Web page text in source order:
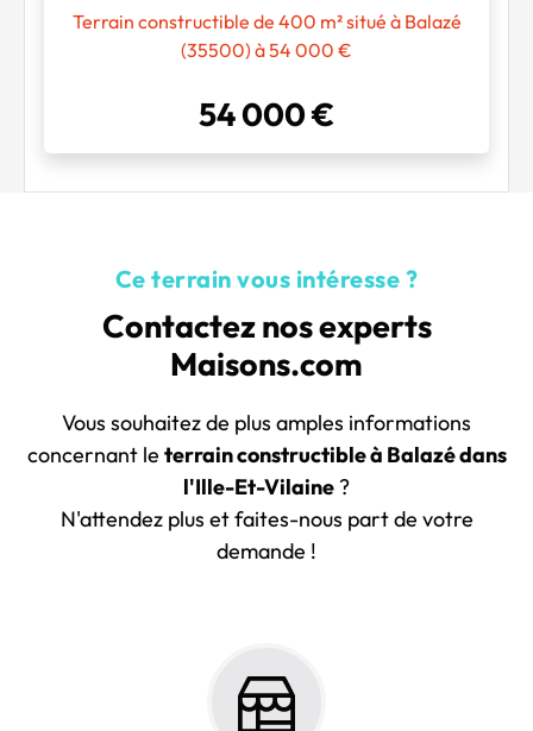
Terrain constructible de 400 m² situé à Balazé
(35500) à 54 000 €
54 000 €
Ce terrain vous intéresse ?
Contactez nos experts
Maisons.com
Vous souhaitez de plus amples informations
concernant le terrain constructible à Balazé dans
l'Ille-Et-Vilaine ?
N'attendez plus et faites-nous part de votre
demande !